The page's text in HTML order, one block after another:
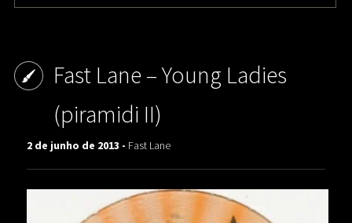
Fast Lane – Young Ladies
(piramidi II)
2 de junho de 2013 - Fast Lane